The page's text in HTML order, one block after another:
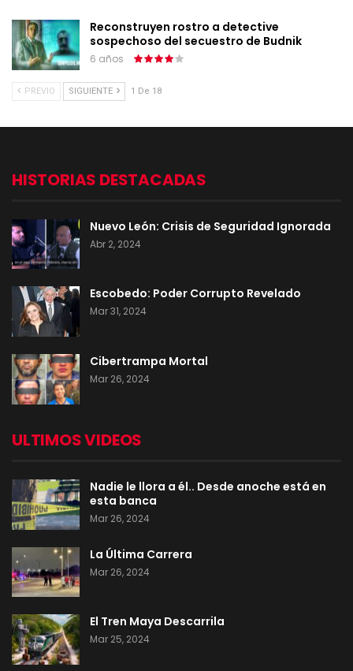
Reconstruyen rostro a detective
sospechoso del secuestro de Budnik
6 años
PREVIO SIGUIENTE 1 De 18
HISTORIAS DESTACADAS
Nuevo León: Crisis de Seguridad Ignorada
Abr 2, 2024
Escobedo: Poder Corrupto Revelado
Mar 31, 2024
Cibertrampa Mortal
Mar 26, 2024
ULTIMOS VIDEOS
Nadie le llora a él.. Desde anoche está en
esta banca
Mar 26, 2024
La Última Carrera
Mar 26, 2024
El Tren Maya Descarrila
Mar 25, 2024